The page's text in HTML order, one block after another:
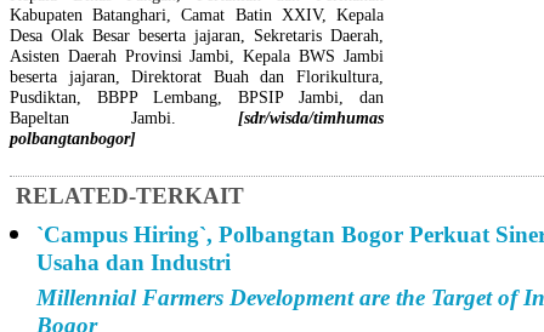
Kabupaten Batanghari, Camat Batin XXIV, Kepala
Desa Olak Besar beserta jajaran, Sekretaris Daerah,
Asisten Daerah Provinsi Jambi, Kepala BWS Jambi
beserta jajaran, Direktorat Buah dan Florikultura,
Pusdiktan, BBPP Lembang, BPSIP Jambi, dan
Bapeltan Jambi. [sdr/wisda/timhumas
polbangtanbogor]
RELATED-TERKAIT
`Campus Hiring`, Polbangtan Bogor Perkuat
Usaha dan Industri
Millennial Farmers Development are the Target of